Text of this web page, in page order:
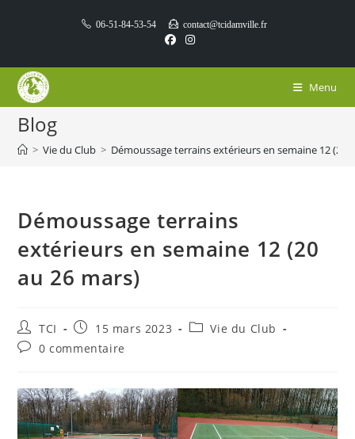
06-51-84-53-54 contact@tcidamville.fr
Menu
Blog
> Vie du Club > Démoussage terrains extérieurs en semaine 12 (20
Démoussage terrains
extérieurs en semaine 12 (20
au 26 mars)
Auteur/autrice
de
la
TCI
Publication
publiée :
15 mars 2023
PostVie du Club
Commentaires
publication :
0 commentaire